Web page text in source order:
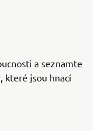
a seznamte
které jsou hnací